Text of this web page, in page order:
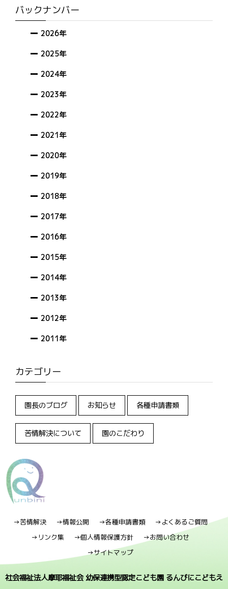
バックナンバー
2026年
2025年
2024年
2023年
2022年
2021年
2020年
2019年
2018年
2017年
2016年
2015年
2014年
2013年
2012年
2011年
カテゴリー
園長のブログ お知らせ 各種申請書類
苦情解決について 園のこだわり
→苦情解決 →情報公開 →各種申請書類
→よくあるご質問
→リンク集
→個人情報保護方針
→お問い合わせ
→サイトマップ
社会福祉法人摩耶福祉会 幼保連携型認定こども園 るんびにこどもえ